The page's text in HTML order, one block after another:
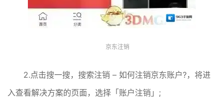
京东注销
2.点击搜一搜，搜索注销 – 如何注销京东账户?，将进
入查看解决方案的页面，选择「账户注销」;